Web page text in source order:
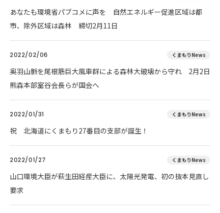
あなたも環境省パブコメに声を 自然エネルギー促進区域は都
市、除外区域は森林 締切2月11日
2022/02/06 くまもりNews
奥羽山脈を尾根筋巨大風車群による森林大破壊から守れ 2月2日
熊森本部室谷会長らが国会へ
2022/01/31 くまもりNews
祝 北海道にくまもり27番目の支部が誕生！
2022/01/27 くまもりNews
山口環境大臣が萩生田経産大臣に、太陽光発電、初の抜本見直し
要求